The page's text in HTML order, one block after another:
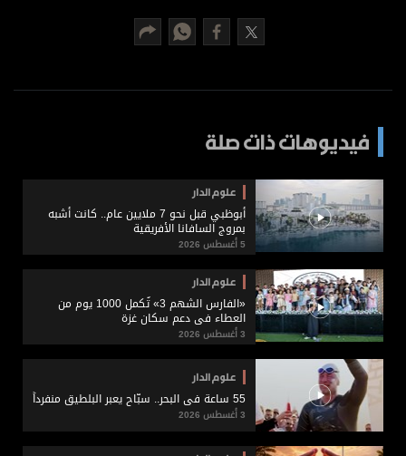
الأحوال الجوية
فيديوهات ذات صلة
علوم الدار
أبوظبي قبل نحو 7 ملايين عام.. كانت أشبه
بمروج السافانا الأفريقية
5 أغسطس 2026
علوم الدار
«الفارس الشهم 3» تُكمل 1000 يوم من
العطاء في دعم سكان غزة
3 أغسطس 2026
علوم الدار
55 ساعة في البحر.. سبّاح يعبر البلطيق منفرداً
3 أغسطس 2026